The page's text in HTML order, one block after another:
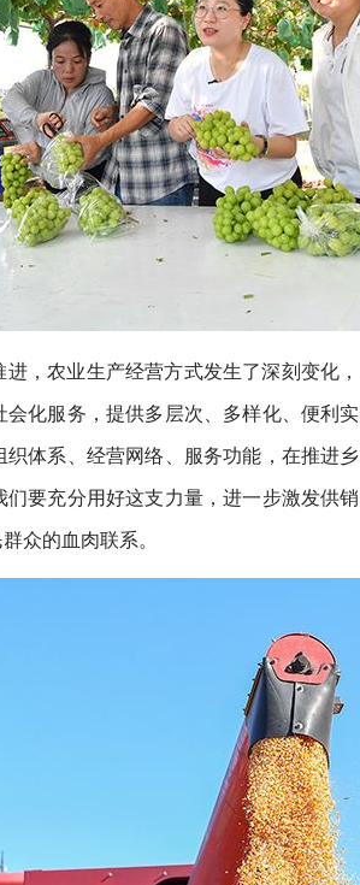
，农业生产经营方式发生了深刻变化
化服务，提供多层次、多样化、便利
体系、经营网络、服务功能，在推进
要充分用好这支力量，进一步激发供
众的血肉联系。